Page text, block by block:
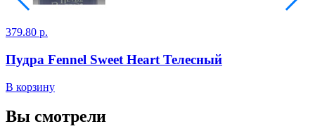
379.80 р.
Пудра Fennel Sweet Heart Телесный
В корзину
Вы смотрели